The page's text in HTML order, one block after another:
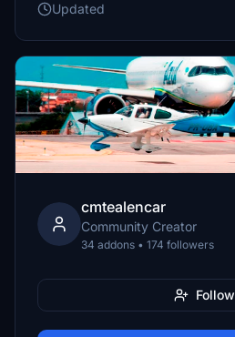
Updated
cmtealencar
Community Creator
34 addons • 174 followers
Follow